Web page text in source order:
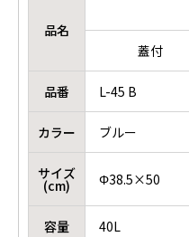
品名
蓋付
品番 L-45 B
カラー ブルー
サイズ
(cm) Φ38.5×50
容量 40L